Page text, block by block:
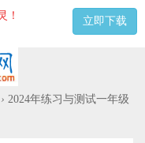
！
立即下载
› 2024年练习与测试一年级